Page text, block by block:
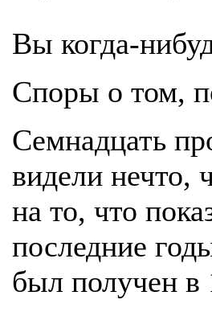
Вы когда-
Споры о том,
Семнадцать
видели
на то, что
последние
был получен в